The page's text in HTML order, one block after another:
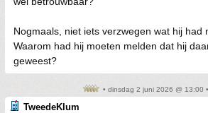
Nogmaals, niet iets verzwegen wat hij had
Waarom had hij moeten melden dat hij
geweest?
• dinsdag 2 juni 2026 @ 13:00
TweedeKlum